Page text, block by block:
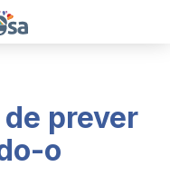
prever
o